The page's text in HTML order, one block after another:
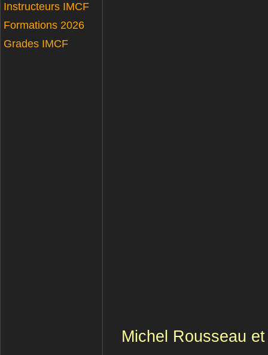
Instructeurs IMCF
Formations 2026
Grades IMCF
Michel Rousseau